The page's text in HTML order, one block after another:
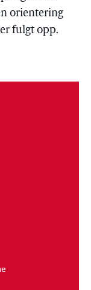
orientering
fulgt opp.